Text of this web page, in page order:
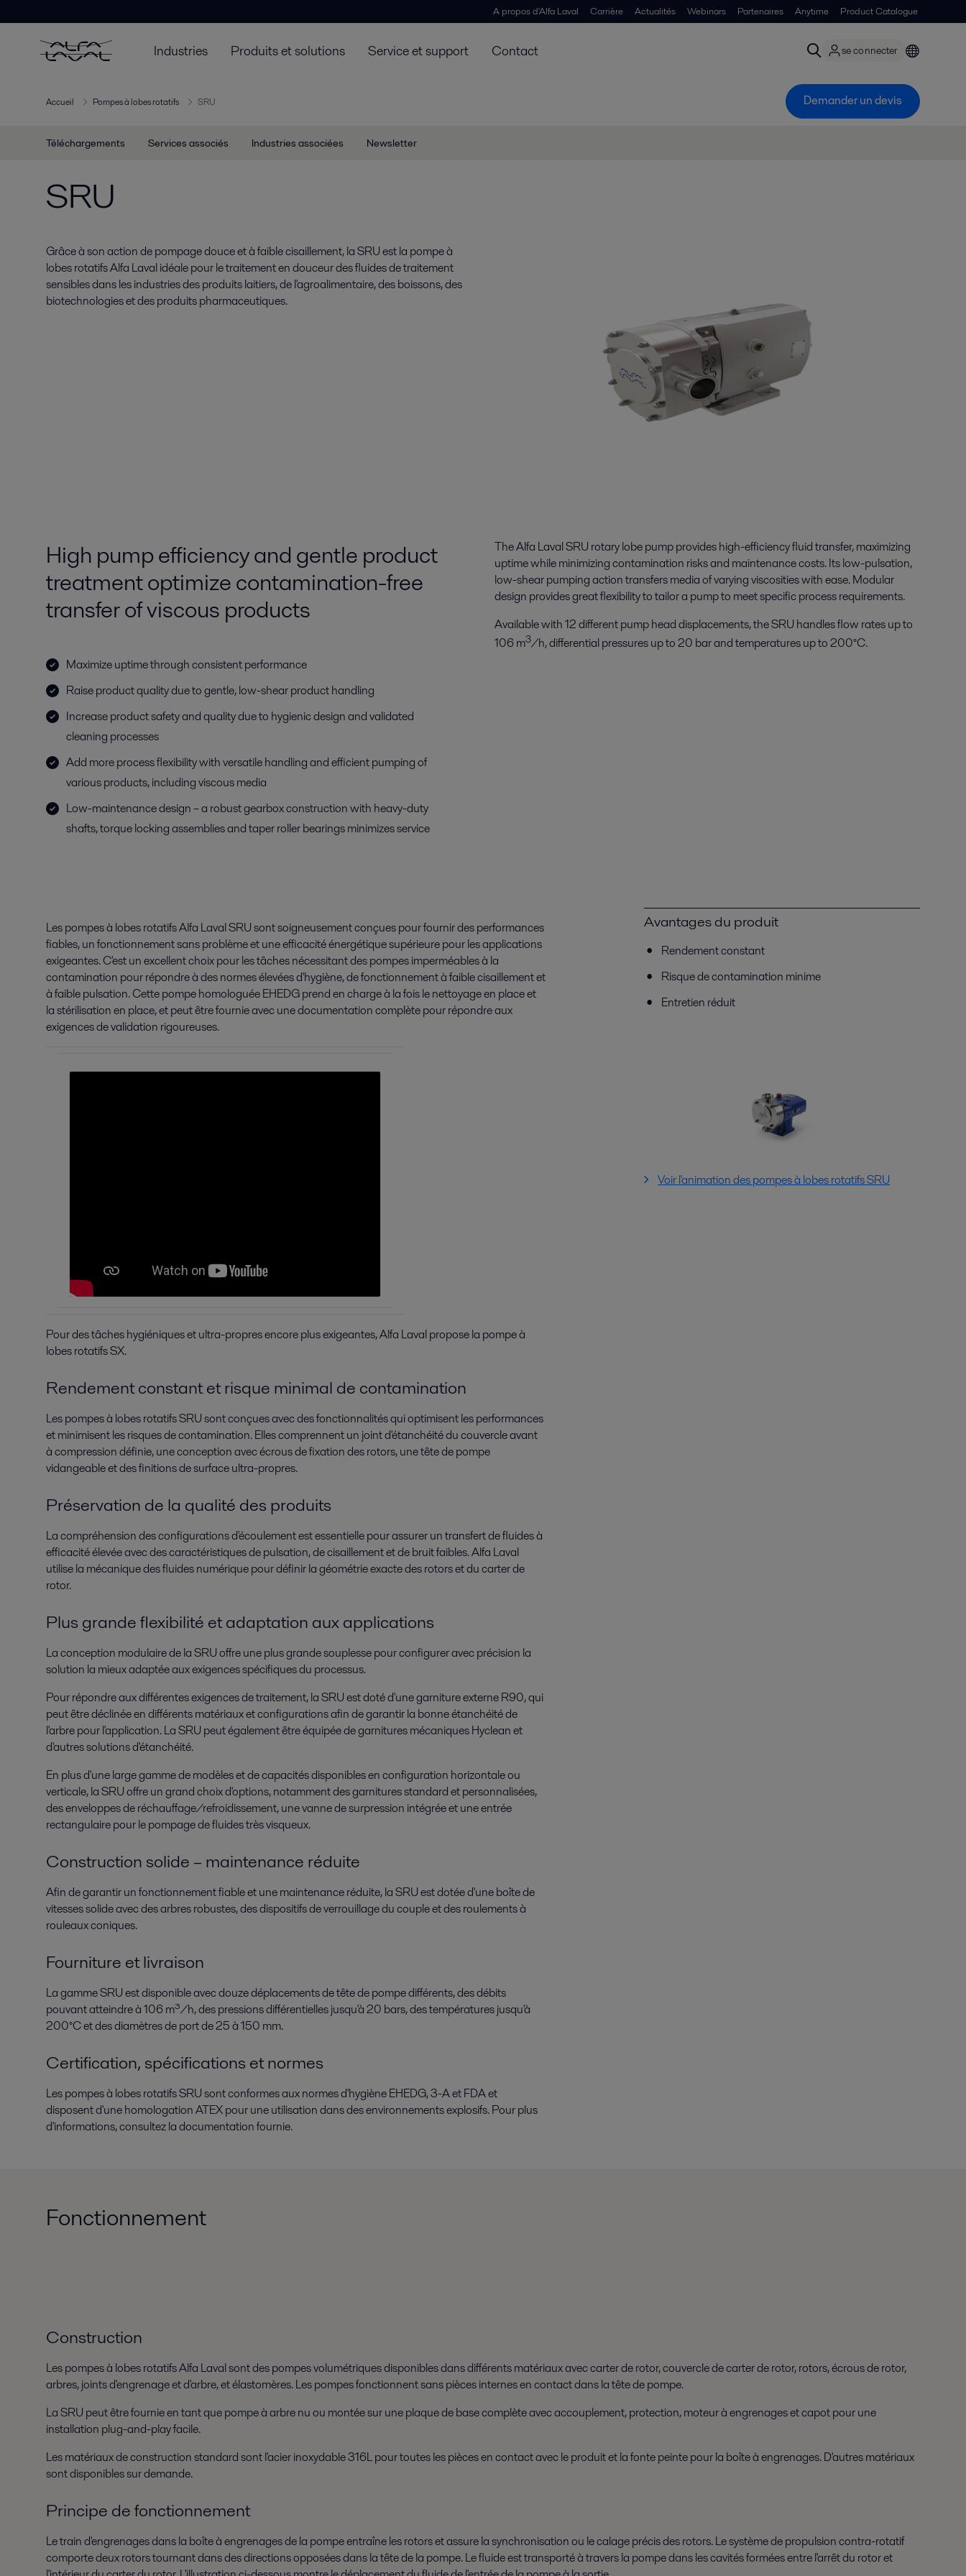
A propos d'Alfa Laval Carrière Actualités Webinars Partenaires Anytime Product Catalogue
Industries Produits et solutions Service et support Contact se connecter
Accueil Pompes à lobes rotatifs SRU Demander un devis
Téléchargements Services associés Industries associées Newsletter
SRU
Grâce à son action de pompage douce et à faible cisaillement, la SRU est la pompe à
lobes rotatifs Alfa Laval idéale pour le traitement en douceur des fluides de traitement
sensibles dans les industries des produits laitiers, de l'agroalimentaire, des boissons, des
biotechnologies et des produits pharmaceutiques.
High pump efficiency and gentle product
treatment optimize contamination-free
transfer of viscous products
Maximize uptime through consistent performance
Raise product quality due to gentle, low-shear product handling
Increase product safety and quality due to hygienic design and validated
cleaning processes
Add more process flexibility with versatile handling and efficient pumping of
various products, including viscous media
Low-maintenance design – a robust gearbox construction with heavy-duty
shafts, torque locking assemblies and taper roller bearings minimizes service
The Alfa Laval SRU rotary lobe pump provides high-efficiency fluid transfer, maximizing
uptime while minimizing contamination risks and maintenance costs. Its low-pulsation,
low-shear pumping action transfers media of varying viscosities with ease. Modular
design provides great flexibility to tailor a pump to meet specific process requirements.
Available with 12 different pump head displacements, the SRU handles flow rates up to
106 m3/h, differential pressures up to 20 bar and temperatures up to 200°C.
Les pompes à lobes rotatifs Alfa Laval SRU sont soigneusement conçues pour fournir des performances
fiables, un fonctionnement sans problème et une efficacité énergétique supérieure pour les applications
exigeantes. C'est un excellent choix pour les tâches nécessitant des pompes imperméables à la
contamination pour répondre à des normes élevées d'hygiène, de fonctionnement à faible cisaillement et
à faible pulsation. Cette pompe homologuée EHEDG prend en charge à la fois le nettoyage en place et
la stérilisation en place, et peut être fournie avec une documentation complète pour répondre aux
exigences de validation rigoureuses.
Pour des tâches hygiéniques et ultra-propres encore plus exigeantes, Alfa Laval propose la pompe à
lobes rotatifs SX.
Rendement constant et risque minimal de contamination
Les pompes à lobes rotatifs SRU sont conçues avec des fonctionnalités qui optimisent les performances
et minimisent les risques de contamination. Elles comprennent un joint d'étanchéité du couvercle avant
à compression définie, une conception avec écrous de fixation des rotors, une tête de pompe
vidangeable et des finitions de surface ultra-propres.
Préservation de la qualité des produits
La compréhension des configurations d'écoulement est essentielle pour assurer un transfert de fluides à
efficacité élevée avec des caractéristiques de pulsation, de cisaillement et de bruit faibles. Alfa Laval
utilise la mécanique des fluides numérique pour définir la géométrie exacte des rotors et du carter de
rotor.
Plus grande flexibilité et adaptation aux applications
La conception modulaire de la SRU offre une plus grande souplesse pour configurer avec précision la
solution la mieux adaptée aux exigences spécifiques du processus.
Pour répondre aux différentes exigences de traitement, la SRU est doté d'une garniture externe R90, qui
peut être déclinée en différents matériaux et configurations afin de garantir la bonne étanchéité de
l'arbre pour l'application. La SRU peut également être équipée de garnitures mécaniques Hyclean et
d'autres solutions d'étanchéité.
En plus d'une large gamme de modèles et de capacités disponibles en configuration horizontale ou
verticale, la SRU offre un grand choix d'options, notamment des garnitures standard et personnalisées,
des enveloppes de réchauffage/refroidissement, une vanne de surpression intégrée et une entrée
rectangulaire pour le pompage de fluides très visqueux.
Construction solide – maintenance réduite
Afin de garantir un fonctionnement fiable et une maintenance réduite, la SRU est dotée d'une boîte de
vitesses solide avec des arbres robustes, des dispositifs de verrouillage du couple et des roulements à
rouleaux coniques.
Fourniture et livraison
La gamme SRU est disponible avec douze déplacements de tête de pompe différents, des débits
pouvant atteindre à 106 m³/h, des pressions différentielles jusqu'à 20 bars, des températures jusqu'à
200°C et des diamètres de port de 25 à 150 mm.
Certification, spécifications et normes
Les pompes à lobes rotatifs SRU sont conformes aux normes d'hygiène EHEDG, 3-A et FDA et
disposent d'une homologation ATEX pour une utilisation dans des environnements explosifs. Pour plus
d'informations, consultez la documentation fournie.
Avantages du produit
Rendement constant
Risque de contamination minime
Entretien réduit
Voir l'animation des pompes à lobes rotatifs SRU
Fonctionnement
Construction
Les pompes à lobes rotatifs Alfa Laval sont des pompes volumétriques disponibles dans différents matériaux avec carter de rotor, couvercle de carter de rotor, rotors, écrous de rotor,
arbres, joints d'engrenage et d'arbre, et élastomères. Les pompes fonctionnent sans pièces internes en contact dans la tête de pompe.
La SRU peut être fournie en tant que pompe à arbre nu ou montée sur une plaque de base complète avec accouplement, protection, moteur à engrenages et capot pour une
installation plug-and-play facile.
Les matériaux de construction standard sont l'acier inoxydable 316L pour toutes les pièces en contact avec le produit et la fonte peinte pour la boîte à engrenages. D'autres matériaux
sont disponibles sur demande.
Principe de fonctionnement
Le train d'engrenages dans la boîte à engrenages de la pompe entraîne les rotors et assure la synchronisation ou le calage précis des rotors. Le système de propulsion contra-rotatif
comporte deux rotors tournant dans des directions opposées dans la tête de la pompe. Le fluide est transporté à travers la pompe dans les cavités formées entre l'arrêt du rotor et